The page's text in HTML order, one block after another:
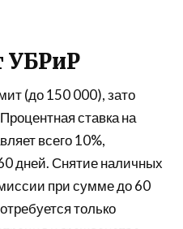
УБРиР
(до 150 000), зато
ставка на
всего 10%,
дней. Снятие наличных
при сумме до 60
только